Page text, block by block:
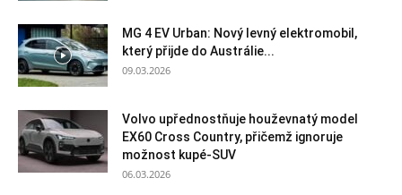
MG 4 EV Urban: Nový levný elektromobil,
který přijde do Austrálie...
09.03.2026
Volvo upřednostňuje houževnatý model
EX60 Cross Country, přičemž ignoruje
možnost kupé-SUV
06.03.2026